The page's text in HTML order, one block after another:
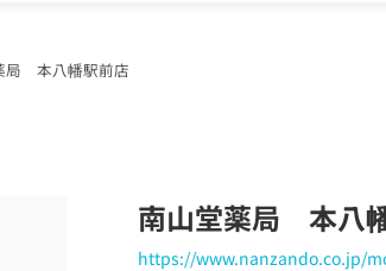
局 本八幡駅前店
南山堂薬局 本八
https://www.nanzando.co.jp/